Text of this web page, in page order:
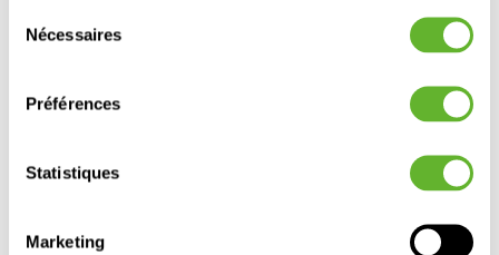
Nécessaires
Préférences
Statistiques
Marketing
Pot:
13/12